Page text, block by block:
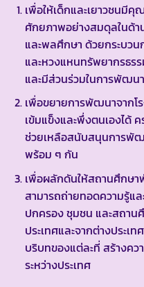
เพื่อให้เด็กและเยาวชนมี
ศักยภาพอย่างสมดุลในด้
และพลศึกษา ด้วยกระบว
และหวงแหนทรัพยากรธร
และมีส่วนร่วมในการพัฒน
เพื่อขยายการพัฒนาจากโ
เข้มแข็งและพึ่งตนเองได้
ช่วยเหลือสนับสนุนการพัฒ
พร้อม ๆ กัน
เพื่อผลักดันให้สถานศึกษ
สามารถถ่ายทอดความรู้แ
ปกครอง ชุมชน และสถาน
ประเทศและจากต่างประเ
บริบทของแต่ละที่ สร้างคว
ระหว่างประเทศ